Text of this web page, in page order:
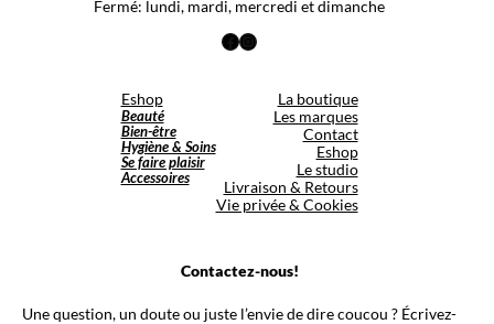
Fermé: lundi, mardi, mercredi et dimanche
Facebook
Instagram
Eshop
Beauté
Bien-être
Hygiène & Soins
Se faire plaisir
Accessoires
La boutique
Les marques
Contact
Eshop
Le studio
Livraison & Retours
Vie privée & Cookies
Contactez-nous!
Une question, un doute ou juste l’envie de dire coucou ? Écrivez-